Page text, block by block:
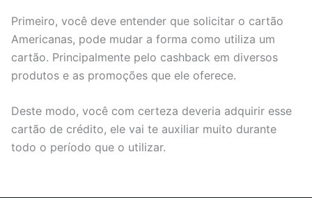
Primeiro, você deve entender que solicitar o cartão
Americanas, pode mudar a forma como utiliza um
cartão. Principalmente pelo cashback em diversos
produtos e as promoções que ele oferece.
Deste modo, você com certeza deveria adquirir esse
cartão de crédito, ele vai te auxiliar muito durante
todo o período que o utilizar.